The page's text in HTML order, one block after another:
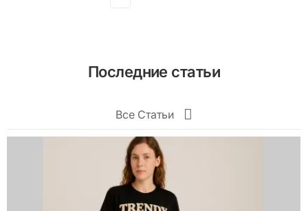
Последние статьи
Все Статьи